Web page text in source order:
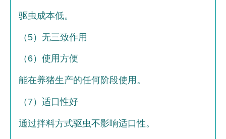
驱虫成本低。
（5）无三致作用
（6）使用方便
能在养猪生产的任何阶段使用。
（7）适口性好
通过拌料方式驱虫不影响适口性。